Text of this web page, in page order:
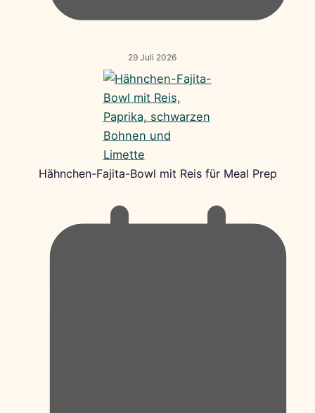
29 Juli 2026
Hähnchen-Fajita-Bowl mit Reis für Meal Prep